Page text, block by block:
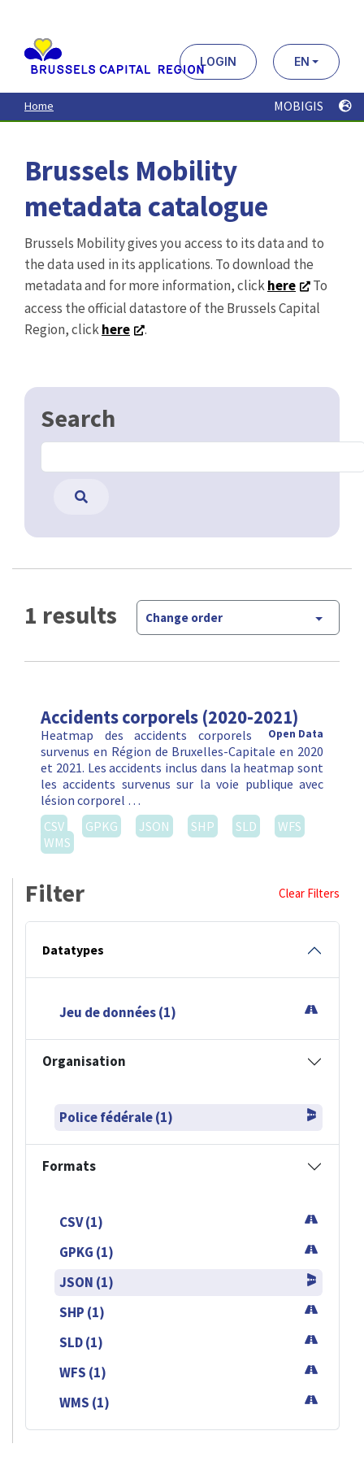
contenu
principal
LOGIN EN
Home MOBIGIS
Brussels Mobility
metadata catalogue
Brussels Mobility gives you access to its data and to
the data used in its applications. To download the
metadata and for more information, clickhere
To
access the official datastore of the Brussels Capital
Region, clickhere .
Search
1 results Change order
Accidents corporels (2020-2021)
Open Data
Heatmap des accidents corporels
survenus en Région de Bruxelles-Capitale en 2020
et 2021. Les accidents inclus dans la heatmap sont
les accidents survenus sur la voie publique avec
lésion corporel …
CSV
GPKG JSON SHP SLD
WFS
WMS
Filter Clear Filters
Datatypes
Jeu de données (1)
Organisation
Police fédérale (1)
Formats
CSV (1)
GPKG (1)
JSON (1)
SHP (1)
SLD (1)
WFS (1)
WMS (1)